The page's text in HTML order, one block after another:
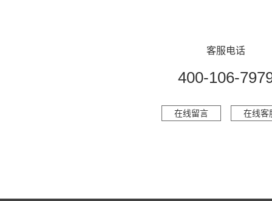
客服电话
400-106-
在线留言 在线客